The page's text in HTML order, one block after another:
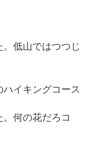
低山ではつつじ
何の花だろコ